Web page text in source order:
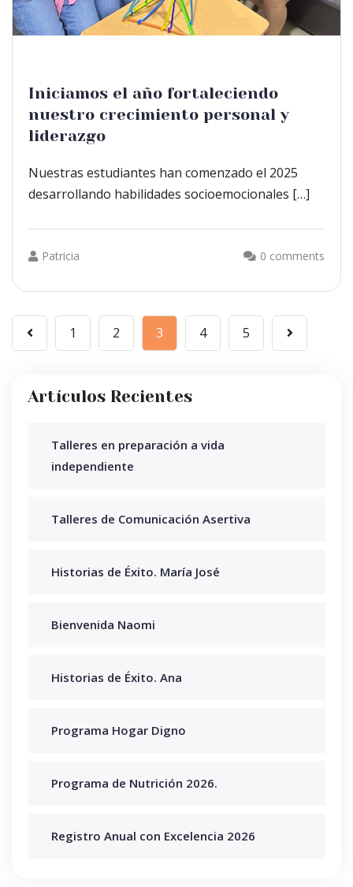
Iniciamos el año fortaleciendo
nuestro crecimiento personal y
liderazgo
Nuestras estudiantes han comenzado el 2025
desarrollando habilidades socioemocionales […]
Patricia 0 comments
1 2 3 4 5
Artículos Recientes
Talleres en preparación a vida
independiente
Talleres de Comunicación Asertiva
Historias de Éxito. María José
Bienvenida Naomi
Historias de Éxito. Ana
Programa Hogar Digno
Programa de Nutrición 2026.
Registro Anual con Excelencia 2026